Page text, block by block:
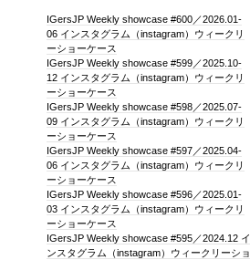
IGersJP Weekly showcase #600／2026.01-
06 インスタグラム（instagram）ウィークリ
ーショーケース
IGersJP Weekly showcase #599／2025.10-
12 インスタグラム（instagram）ウィークリ
ーショーケース
IGersJP Weekly showcase #598／2025.07-
09 インスタグラム（instagram）ウィークリ
ーショーケース
IGersJP Weekly showcase #597／2025.04-
06 インスタグラム（instagram）ウィークリ
ーショーケース
IGersJP Weekly showcase #596／2025.01-
03 インスタグラム（instagram）ウィークリ
ーショーケース
IGersJP Weekly showcase #595／2024.12 イ
ンスタグラム（instagram）ウィークリーショ